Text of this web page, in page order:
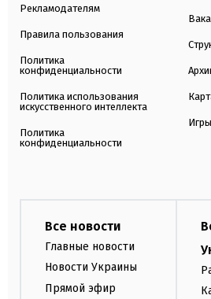
Рекламодателям
Правила пользования
Политика
конфиденциальности
Политика использования
искусственного интеллекта
Политика
конфиденциальности
Игры
Все новости
Главные новости
Новости Украины
Прямой эфир